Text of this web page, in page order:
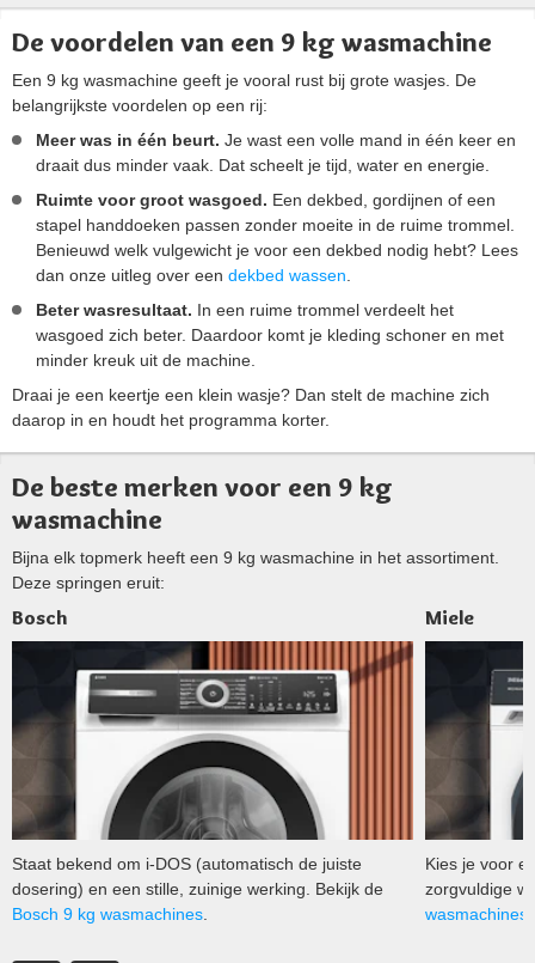
De voordelen van een 9 kg wasmachine
Een 9 kg wasmachine geeft je vooral rust bij grote wasjes. De
belangrijkste voordelen op een rij:
Meer was in één beurt. Je wast een volle mand in één keer en
draait dus minder vaak. Dat scheelt je tijd, water en energie.
Ruimte voor groot wasgoed. Een dekbed, gordijnen of een
stapel handdoeken passen zonder moeite in de ruime trommel.
Benieuwd welk vulgewicht je voor een dekbed nodig hebt? Lees
dan onze uitleg over een dekbed wassen.
Beter wasresultaat. In een ruime trommel verdeelt het
wasgoed zich beter. Daardoor komt je kleding schoner en met
minder kreuk uit de machine.
Draai je een keertje een klein wasje? Dan stelt de machine zich
daarop in en houdt het programma korter.
De beste merken voor een 9 kg
wasmachine
Bijna elk topmerk heeft een 9 kg wasmachine in het assortiment.
Deze springen eruit:
Bosch
Staat bekend om i-DOS (automatisch de juiste
dosering) en een stille, zuinige werking. Bekijk de
Bosch 9 kg wasmachines
Miele
Kies je voor
zorgvuldige
wasmachines